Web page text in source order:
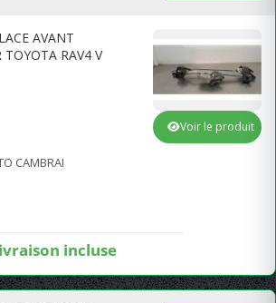
AVANT
RAV4 V
CAMBRAI
incluse
Voir le produit